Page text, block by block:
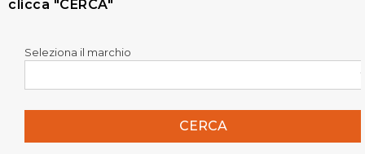
clicca "CERCA"
Seleziona il marchio
CERCA